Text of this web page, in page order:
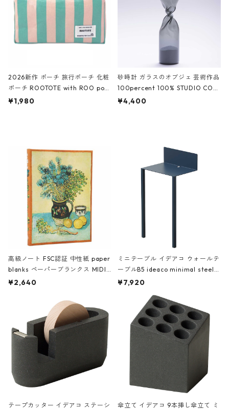
2026新作 ポーチ 旅行ポーチ 化粧
ポーチ ROOTOTE with ROO pou
ch 3532 ルートート WR.ポーチ.ラ
¥1,980
砂時計 ガラスのオブジェ 芸術作品
100percent 100% STUDIO COH
AKU Timeless 100パーセント ス
¥4,400
高級ノート FSC認証 中性紙 paper
blanks ペーパーブランクス MIDI
ハードカバー 罫線 ヴァン・ゴッホ
¥2,640
ミニテーブル イデアコ ウォールテ
ーブルB5 ideaco minimal steel f
urniture WALL Table B5 ネイビー
¥7,920
テープカッター イデアコ ステーシ
傘立て イデアコ 9本挿し傘立て ミ